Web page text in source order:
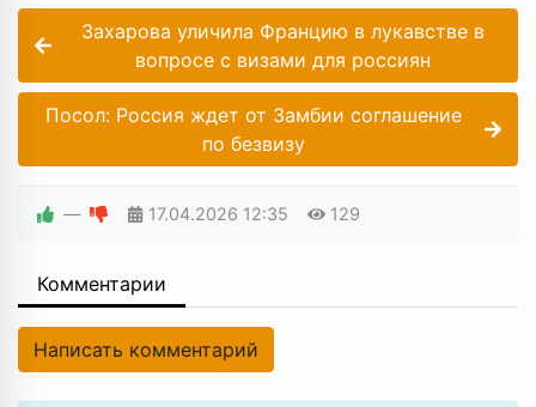
Захарова уличила Францию в лукавстве в
вопросе с визами для россиян
Посол: Россия ждет от Замбии соглашение
по безвизу
— 17.04.2026 12:35 129
Комментарии
Написать комментарий